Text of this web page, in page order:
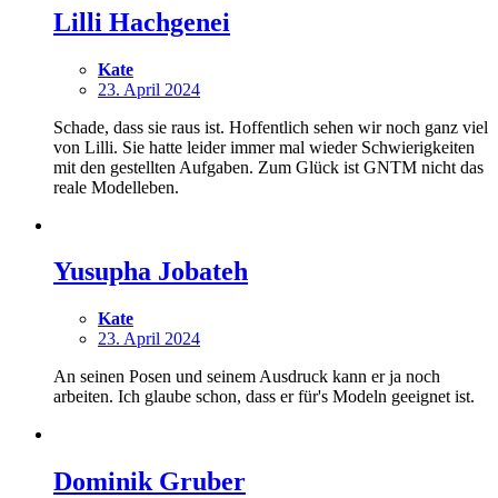
Lilli Hachgenei
Kate
23. April 2024
Schade, dass sie raus ist. Hoffentlich sehen wir noch ganz viel
von Lilli. Sie hatte leider immer mal wieder Schwierigkeiten
mit den gestellten Aufgaben. Zum Glück ist GNTM nicht das
reale Modelleben.
Yusupha Jobateh
Kate
23. April 2024
An seinen Posen und seinem Ausdruck kann er ja noch
arbeiten. Ich glaube schon, dass er für's Modeln geeignet ist.
Dominik Gruber